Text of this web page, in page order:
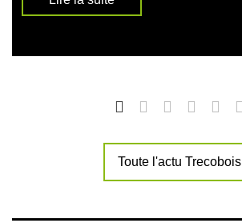
Toute l'actu Trecobois